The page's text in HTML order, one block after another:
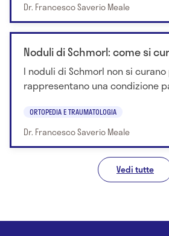
Dr. Francesco Saverio Meale
Noduli di Schmorl: come si
I noduli di Schmorl non si
rappresentano una condizione
ORTOPEDIA E TRAUMATOLOGIA
Dr. Francesco Saverio Meale
Vedi tutte